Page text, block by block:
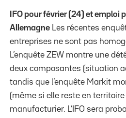
IFO pour février (24) et emploi
Allemagne Les récentes
entreprises ne sont pas
L’enquête ZEW montre une
deux composantes (situation
tandis que l’enquête Markit
(même si elle reste en
manufacturier. L’IFO sera